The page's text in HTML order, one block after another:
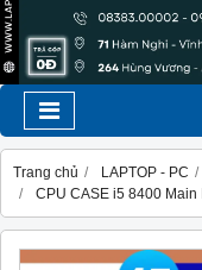
Trang chủ LAPTOP - PC
CPU CASE i5 8400